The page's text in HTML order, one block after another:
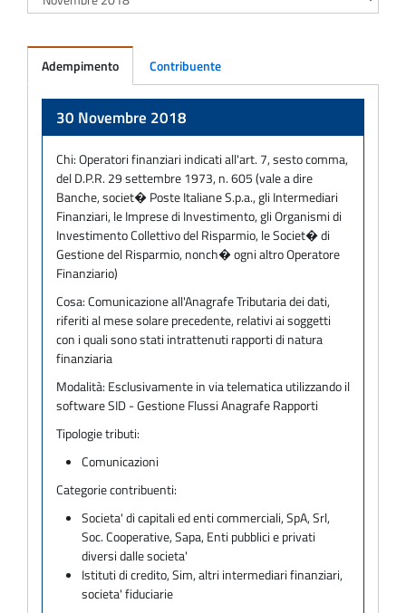
Adempimento Contribuente
30 Novembre 2018
Chi:Operatori finanziari indicati all'art. 7, sesto comma,
del D.P.R. 29 settembre 1973, n. 605 (vale a dire
Banche, societ� Poste Italiane S.p.a., gli Intermediari
Finanziari, le Imprese di Investimento, gli Organismi di
Investimento Collettivo del Risparmio, le Societ� di
Gestione del Risparmio, nonch� ogni altro Operatore
Finanziario)
Cosa:Comunicazione all'Anagrafe Tributaria dei dati,
riferiti al mese solare precedente, relativi ai soggetti
con i quali sono stati intrattenuti rapporti di natura
finanziaria
Modalità: Esclusivamente in via telematica utilizzando il
software SID - Gestione Flussi Anagrafe Rapporti
Tipologie tributi:
Comunicazioni
Categorie contribuenti:
Societa' di capitali ed enti commerciali, SpA, Srl,
Soc. Cooperative, Sapa, Enti pubblici e privati
diversi dalle societa'
Istituti di credito, Sim, altri intermediari finanziari,
societa' fiduciarie